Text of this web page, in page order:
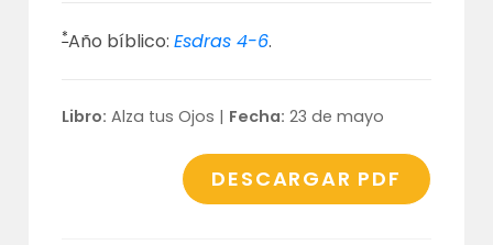
*Año bíblico:Esdras 4-6.
Libro: Alza tus Ojos | Fecha: 23 de mayo
DESCARGAR PDF